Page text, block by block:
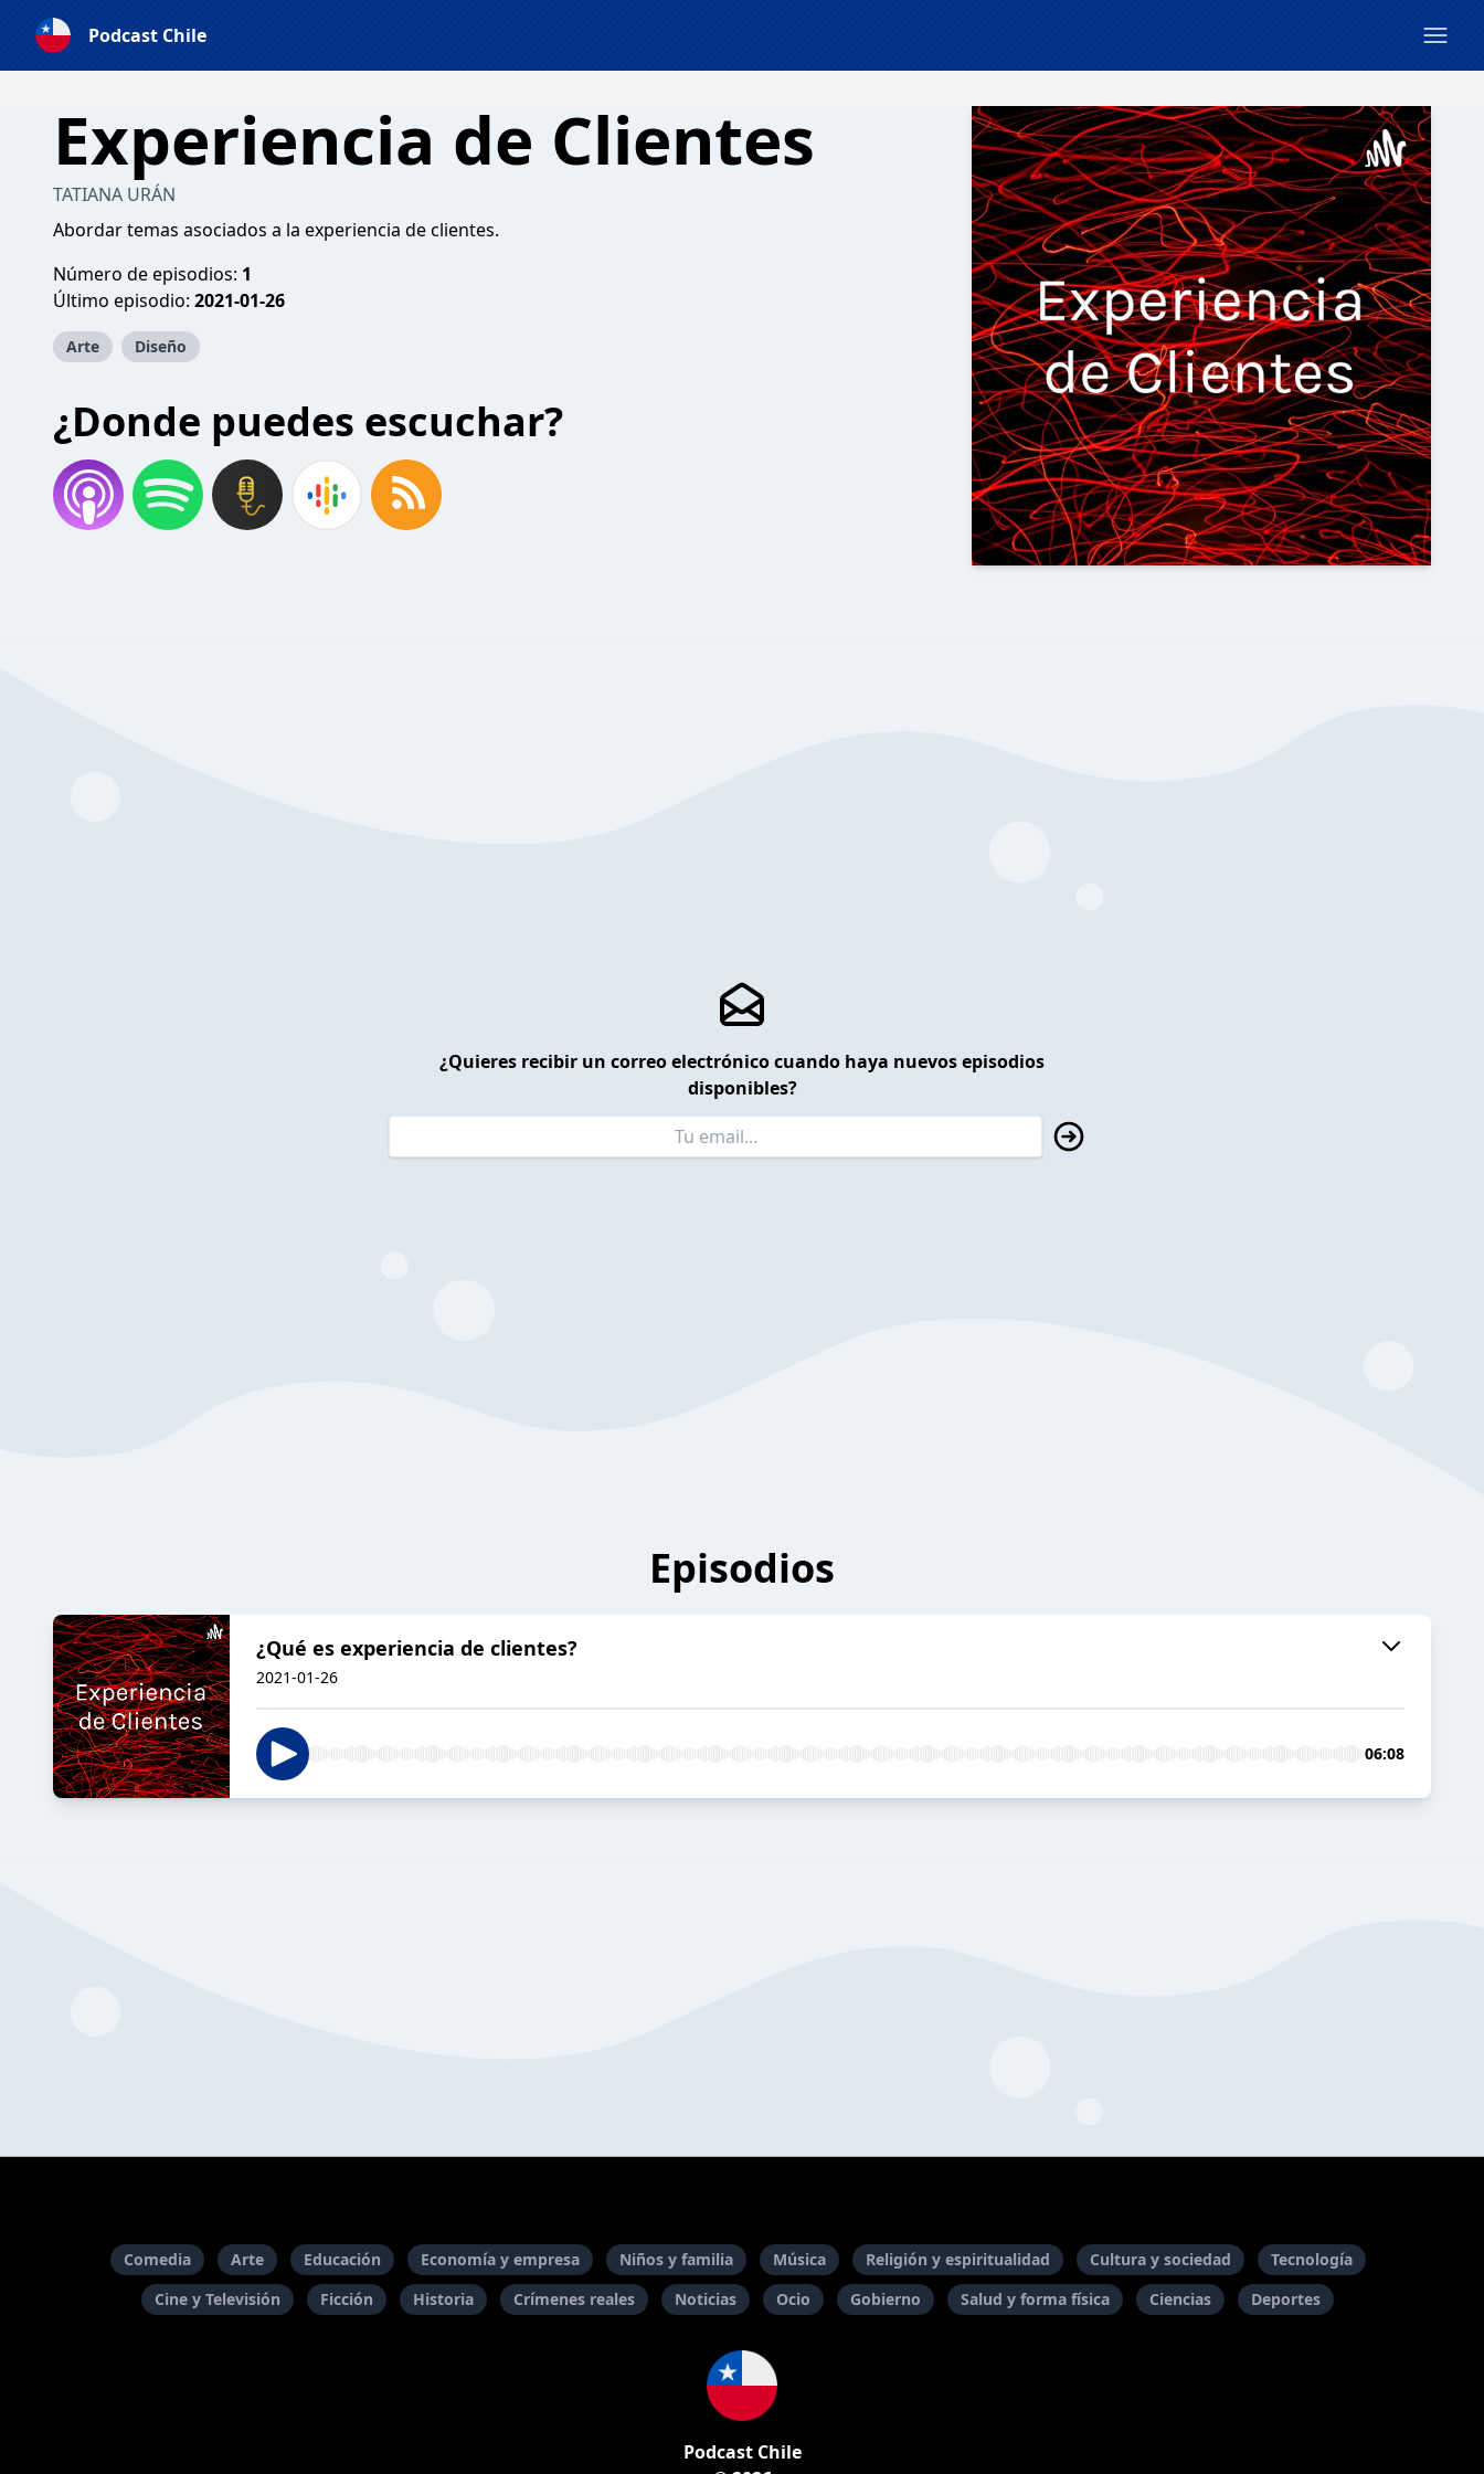
Podcast Chile
Experiencia de Clientes
TATIANA URÁN
Abordar temas asociados a la experiencia de clientes.
Número de episodios: 1
Último episodio: 2021-01-26
Arte Diseño
¿Donde puedes escuchar?
¿Quieres recibir un correo electrónico cuando haya nuevos episodios
disponibles?
Episodios
¿Qué es experiencia de clientes?
2021-01-26
06:08
Comedia Arte Educación Economía y empresa Niños y familia Música Religión y espiritualidad Cultura y sociedad
Tecnología
Cine y Televisión
Ficción Historia Crímenes reales Noticias Ocio Gobierno Salud y forma física Ciencias Deportes
Podcast Chile